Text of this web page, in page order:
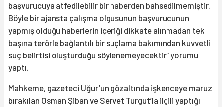
başvurucuya atfedilebilir bir haberden bahsedilmemiştir.
Böyle bir ajansta çalışma olgusunun başvurucunun
yapmış olduğu haberlerin içeriği dikkate alınmadan tek
başına terörle bağlantılı bir suçlama bakımından kuvvetli
suç belirtisi oluşturduğu söylenemeyecektir” yorumu
yaptı.
Mahkeme, gazeteci Uğur’un gözaltında işkenceye maruz
bırakılan Osman Şiban ve Servet Turgut’la ilgili yaptığı